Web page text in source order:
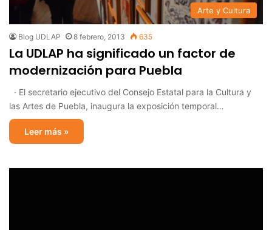
Arte y Cultura
Blog UDLAP 8 febrero, 2013 635
La UDLAP ha significado un factor de
modernización para Puebla
· El secretario ejecutivo del Consejo Estatal para la Cultura y
las Artes de Puebla, inaugura la exposición temporal…
Leer más »